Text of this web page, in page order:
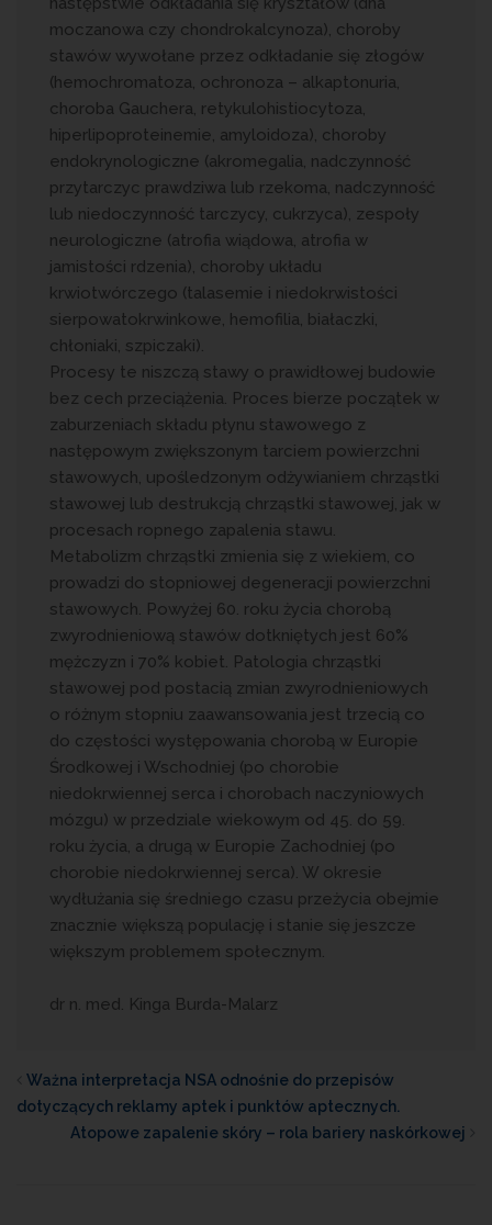
moczanowa czy chondrokalcynoza), choroby
stawów wywołane przez odkładanie się złogów
(hemochromatoza, ochronoza – alkaptonuria,
choroba Gauchera, retykulohistiocytoza,
hiperlipoproteinemie, amyloidoza), choroby
endokrynologiczne (akromegalia, nadczynność
przytarczyc prawdziwa lub rzekoma, nadczynność
lub niedoczynność tarczycy, cukrzyca), zespoły
neurologiczne (atrofia wiądowa, atrofia w
jamistości rdzenia), choroby układu
krwiotwórczego (talasemie i niedokrwistości
sierpowatokrwinkowe, hemofilia, białaczki,
chłoniaki, szpiczaki).
Procesy te niszczą stawy o prawidłowej budowie
bez cech przeciążenia. Proces bierze początek w
zaburzeniach składu płynu stawowego z
następowym zwiększonym tarciem powierzchni
stawowych, upośledzonym odżywianiem chrząstki
stawowej lub destrukcją chrząstki stawowej, jak w
procesach ropnego zapalenia stawu.
Metabolizm chrząstki zmienia się z wiekiem, co
prowadzi do stopniowej degeneracji powierzchni
stawowych. Powyżej 60. roku życia chorobą
zwyrodnieniową stawów dotkniętych jest 60%
mężczyzn i 70% kobiet. Patologia chrząstki
stawowej pod postacią zmian zwyrodnieniowych
o różnym stopniu zaawansowania jest trzecią co
do częstości występowania chorobą w Europie
Środkowej i Wschodniej (po chorobie
niedokrwiennej serca i chorobach naczyniowych
mózgu) w przedziale wiekowym od 45. do 59.
roku życia, a drugą w Europie Zachodniej (po
chorobie niedokrwiennej serca). W okresie
wydłużania się średniego czasu przeżycia obejmie
znacznie większą populację i stanie się jeszcze
większym problemem społecznym.
dr n. med. Kinga Burda-Malarz
Ważna interpretacja NSA odnośnie do przepisów
dotyczących reklamy aptek i punktów aptecznych.
Atopowe zapalenie skóry – rola bariery naskórkowej